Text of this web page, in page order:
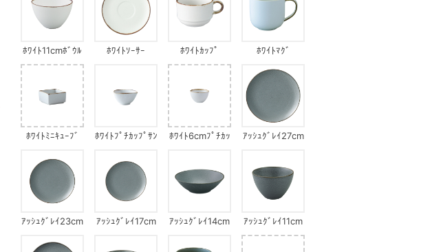
ﾎﾜｲﾄ11cmﾎﾞｳﾙ ﾎﾜｲﾄｿｰｻｰ ﾎﾜｲﾄｶｯﾌﾟ ﾎﾜｲﾄﾏｸﾞ
ﾎﾜｲﾄﾐﾆｷｭｰﾌﾞ
ﾎﾜｲﾄﾌﾟﾁｶｯﾌﾟｻﾝ
ﾎﾜｲﾄ6cmﾌﾟﾁｶｯ
ｱｯｼｭｸﾞﾚｲ27cm
ｱｯｼｭｸﾞﾚｲ23cm
ｱｯｼｭｸﾞﾚｲ17cm
ｱｯｼｭｸﾞﾚｲ14cm
ｱｯｼｭｸﾞﾚｲ11cm
ﾎﾞｳﾙ